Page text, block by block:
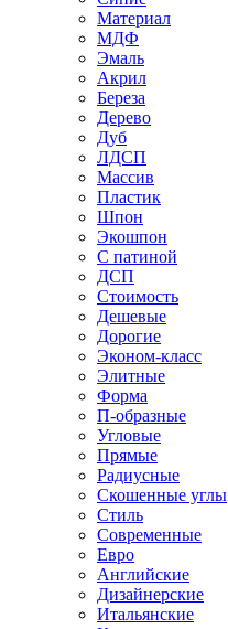
Материал
МДФ
Эмаль
Акрил
Береза
Дерево
Дуб
ЛДСП
Массив
Пластик
Шпон
Экошпон
С патиной
ДСП
Стоимость
Дешевые
Дорогие
Эконом-класс
Элитные
Форма
П-образные
Угловые
Прямые
Радиусные
Скошенные углы
Стиль
Современные
Евро
Английские
Дизайнерские
Итальянские